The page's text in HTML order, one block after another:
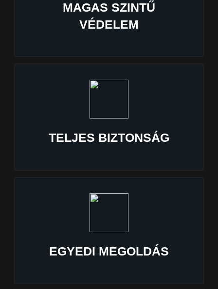
MAGAS SZINTŰ
VÉDELEM
TELJES BIZTONSÁG
EGYEDI MEGOLDÁS